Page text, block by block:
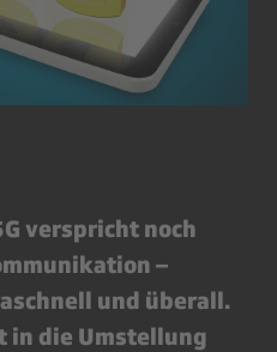
verspricht noch
–
und überall.
in die Umstellung